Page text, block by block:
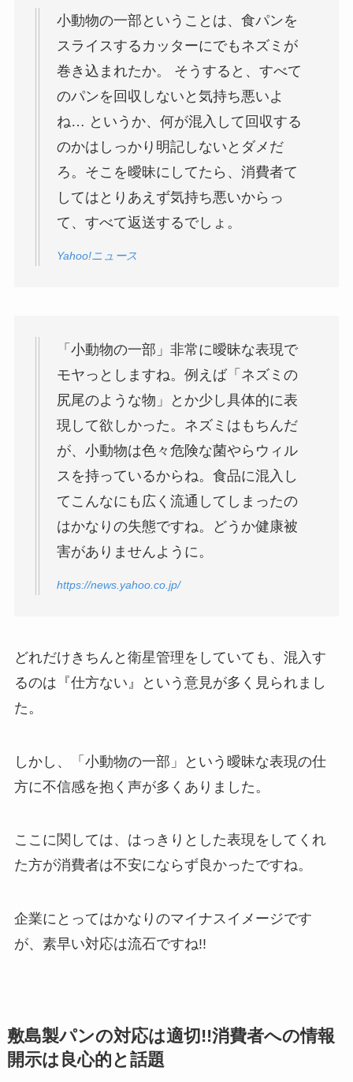
小動物の一部ということは、食パンを
スライスするカッターにでもネズミが
巻き込まれたか。 そうすると、すべて
のパンを回収しないと気持ち悪いよ
ね… というか、何が混入して回収する
のかはしっかり明記しないとダメだ
ろ。そこを曖昧にしてたら、消費者て
してはとりあえず気持ち悪いからっ
て、すべて返送するでしょ。
Yahoo!ニュース
「小動物の一部」非常に曖昧な表現で
モヤっとしますね。例えば「ネズミの
尻尾のような物」とか少し具体的に表
現して欲しかった。ネズミはもちんだ
が、小動物は色々危険な菌やらウィル
スを持っているからね。食品に混入し
てこんなにも広く流通してしまったの
はかなりの失態ですね。どうか健康被
害がありませんように。
https://news.yahoo.co.jp/
どれだけきちんと衛星管理をしていても、混入す
るのは『仕方ない』という意見が多く見られまし
た。
しかし、「小動物の一部」という曖昧な表現の仕
方に不信感を抱く声が多くありました。
ここに関しては、はっきりとした表現をしてくれ
た方が消費者は不安にならず良かったですね。
企業にとってはかなりのマイナスイメージです
が、素早い対応は流石ですね!!
敷島製パンの対応は適切!!消費者への情報
開示は良心的と話題